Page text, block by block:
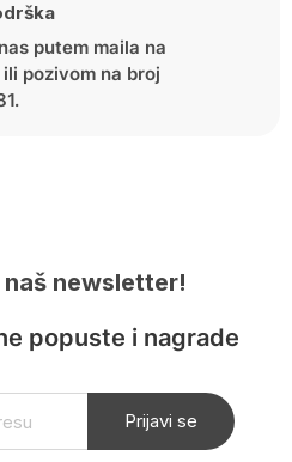
putem maila na
pozivom na broj
newsletter!
popuste i nagrade
Prijavi se